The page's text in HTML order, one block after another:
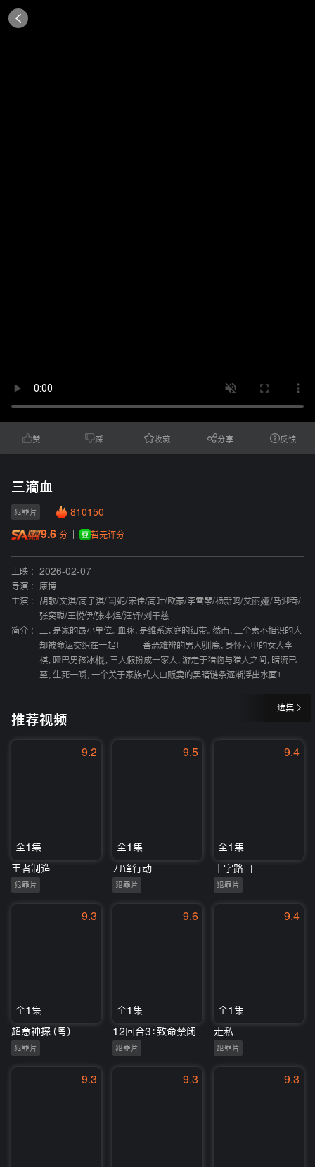
赞 踩 收藏 分享 反馈
三滴血
犯罪片 810150
9.6 分 暂无评分
上映 :
2026-02-07
导演 :
康博
主演 :
胡歌/文淇/高子淇/闫妮/宋佳/高叶/欧豪/李雪琴/杨新鸣/艾丽娅/马迎春/
张奕聪/王悦伊/张本煜/汪铎/刘千慈
简介 :
三，是家的最小单位。血脉，是维系家庭的纽带。然而，三个素不相识的人
却被命运交织在一起！ 善恶难辨的男人驯鹿，身怀六甲的女人李
棋，哑巴男孩冰棍，三人假扮成一家人，游走于猎物与猎人之间，暗流已
至，生死一瞬，一个关于家族式人口贩卖的黑暗链条逐渐浮出水面！
选集
推荐视频
9.2
全1集
王者制造
犯罪片
9.5
全1集
刀锋行动
犯罪片
9.4
全1集
十字路口
犯罪片
9.3
全1集
超意神探（粤）
犯罪片
9.6
全1集
12回合3：致命禁闭
犯罪片
9.4
全1集
走私
犯罪片
9.3 9.3 9.3